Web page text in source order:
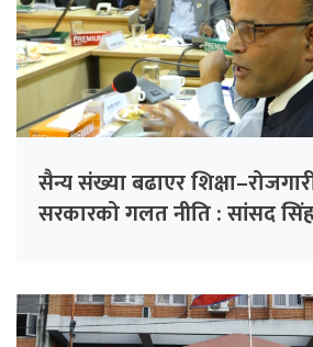
सैन्य संख्या बढाएर
सरकारको गलत नीति : सांसद